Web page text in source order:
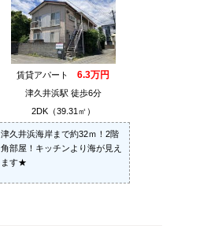
賃貸アパート 6.3万円
津久井浜駅 徒歩6分
2DK（39.31㎡）
津久井浜海岸まで約32ｍ！2階
角部屋！キッチンより海が見え
ます★